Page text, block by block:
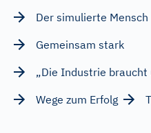
Der simulierte Mensch
Gemeinsam stark
„Die Industrie
Wege zum Erfolg